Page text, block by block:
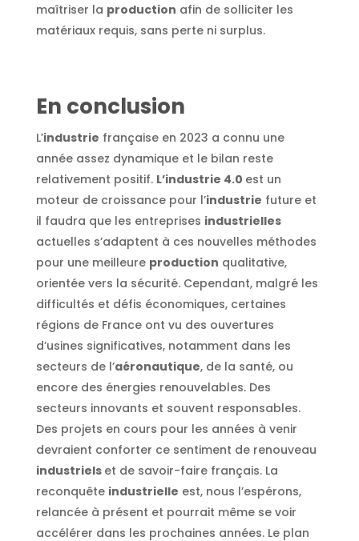
maîtriser la production afin de solliciter les
matériaux requis, sans perte ni surplus.
En conclusion
L’industrie française en 2023 a connu une
année assez dynamique et le bilan reste
relativement positif. L’industrie 4.0 est un
moteur de croissance pour l’industrie future et
il faudra que les entreprises industrielles
actuelles s’adaptent à ces nouvelles méthodes
pour une meilleure production qualitative,
orientée vers la sécurité. Cependant, malgré les
difficultés et défis économiques, certaines
régions de France ont vu des ouvertures
d’usines significatives, notamment dans les
secteurs de l’aéronautique, de la santé, ou
encore des énergies renouvelables. Des
secteurs innovants et souvent responsables.
Des projets en cours pour les années à venir
devraient conforter ce sentiment de renouveau
industriels et de savoir-faire français. La
reconquête industrielle est, nous l’espérons,
relancée à présent et pourrait même se voir
accélérer dans les prochaines années. Le plan